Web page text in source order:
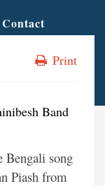
Contact
Print
Band
song
Piash from